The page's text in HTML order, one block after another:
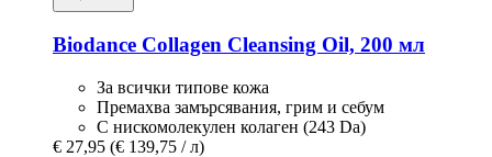
Biodance Collagen Cleansing Oil, 200 мл
За всички типове кожа
Премахва замърсявания, грим и себум
С нискомолекулен колаген (243 Da)
€ 27,95 (€ 139,75 / л)